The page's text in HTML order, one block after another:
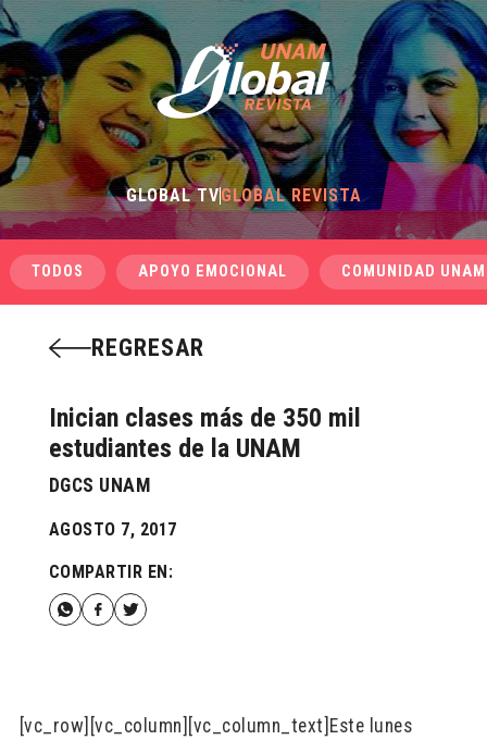
GLOBAL TVGLOBAL REVISTA
TODOS APOYO EMOCIONAL COMUNIDAD UNAM
REGRESAR
Inician clases más de 350 mil
estudiantes de la UNAM
DGCS UNAM
AGOSTO 7, 2017
COMPARTIR EN:
[vc_row][vc_column][vc_column_text]Este lunes